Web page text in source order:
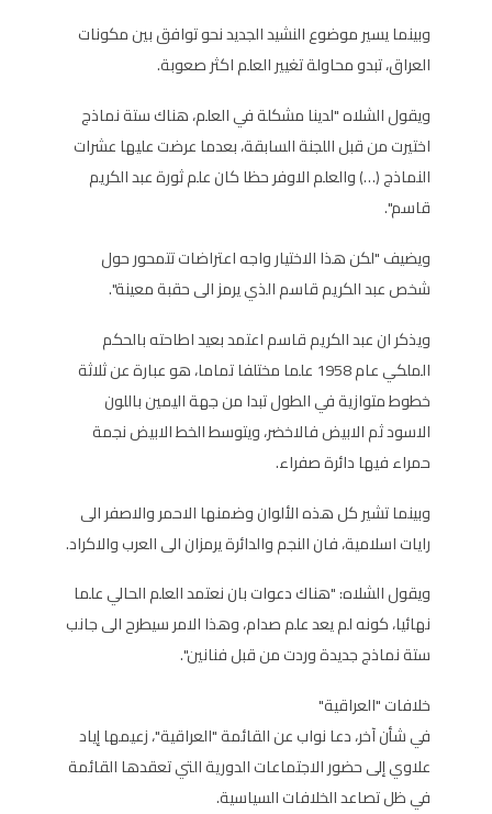
وبينما يسير موضوع النشيد الجديد نحو توافق بين مكونات
العراق، تبدو محاولة تغيير العلم اكثر صعوبة.
ويقول الشلاه "لدينا مشكلة في العلم، هناك ستة نماذج
اختيرت من قبل اللجنة السابقة، بعدما عرضت عليها عشرات
النماذج (…) والعلم الاوفر حظا كان علم ثورة عبد الكريم
قاسم".
ويضيف "لكن هذا الاختيار واجه اعتراضات تتمحور حول
شخص عبد الكريم قاسم الذي يرمز الى حقبة معينة".
ويذكر ان عبد الكريم قاسم اعتمد بعيد اطاحته بالحكم
الملكي عام 1958 علما مختلفا تماما، هو عبارة عن ثلاثة
خطوط متوازية في الطول تبدا من جهة اليمين باللون
الاسود ثم الابيض فالاخضر، ويتوسط الخط الابيض نجمة
حمراء فيها دائرة صفراء.
وبينما تشير كل هذه الألوان وضمنها الاحمر والاصفر الى
رايات اسلامية، فان النجم والدائرة يرمزان الى العرب والاكراد.
ويقول الشلاه: "هناك دعوات بان نعتمد العلم الحالي علما
نهائيا، كونه لم يعد علم صدام، وهذا الامر سيطرح الى جانب
ستة نماذج جديدة وردت من قبل فنانين".
خلافات "العراقية"
في شأن آخر، دعا نواب عن القائمة "العراقية"، زعيمها إياد
علاوي إلى حضور الاجتماعات الدورية التي تعقدها القائمة
في ظل تصاعد الخلافات السياسية.